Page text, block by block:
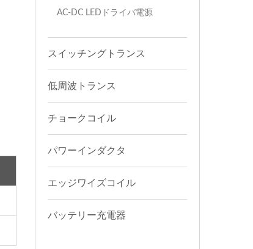
AC-DC LEDドライバ電源
スイッチングトランス
低周波トランス
チョークコイル
パワーインダクタ
エッジワイズコイル
バッテリー充電器